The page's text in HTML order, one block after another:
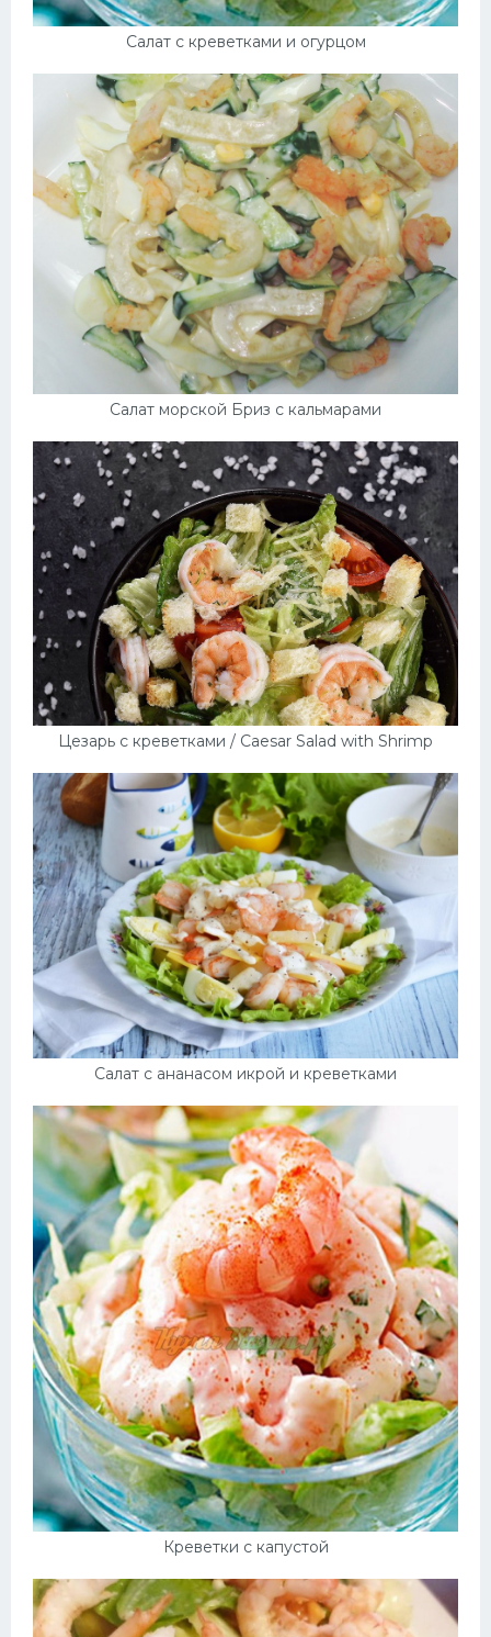
Салат с креветками и огурцом
Салат морской Бриз с кальмарами
Цезарь с креветками / Caesar Salad with Shrimp
Салат с ананасом икрой и креветками
Креветки с капустой